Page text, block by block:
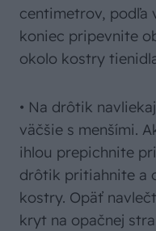
centimetrov, podľa
koniec pripevnite
okolo kostry
• Na drôtik
väčšie s menšími.
ihlou prepichnite
drôtik pritiahnite a
kostry. Opäť
kryt na opačnej